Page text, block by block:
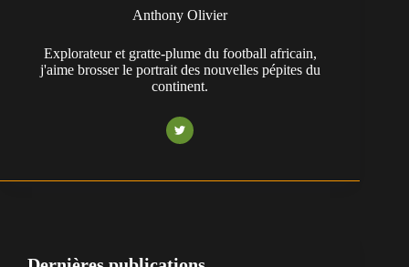
Anthony Olivier
Explorateur et gratte-plume du football africain,
j'aime brosser le portrait des nouvelles pépites du
continent.